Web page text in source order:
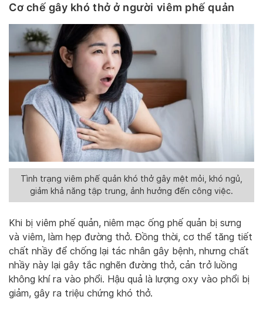
Cơ chế gây khó thở ở người viêm phế quản
Tình trạng viêm phế quản khó thở gây mệt mỏi, khó ngủ,
giảm khả năng tập trung, ảnh hưởng đến công việc.
Khi bị viêm phế quản, niêm mạc ống phế quản bị sưng
và viêm, làm hẹp đường thở. Đồng thời, cơ thể tăng tiết
chất nhầy để chống lại tác nhân gây bệnh, nhưng chất
nhầy này lại gây tắc nghẽn đường thở, cản trở luồng
không khí ra vào phổi. Hậu quả là lượng oxy vào phổi bị
giảm, gây ra triệu chứng khó thở.